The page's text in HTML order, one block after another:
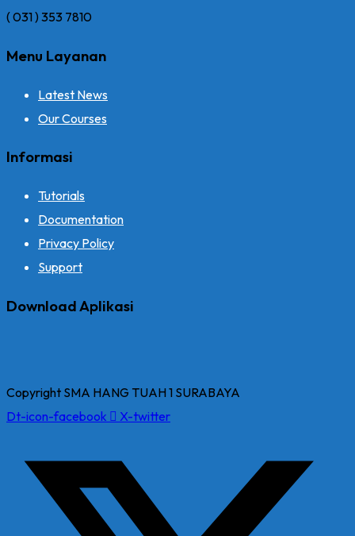
( 031 ) 353 7810
Menu Layanan
Latest News
Our Courses
Informasi
Tutorials
Documentation
Privacy Policy
Support
Download Aplikasi
Copyright SMA HANG TUAH 1 SURABAYA
Dt-icon-facebook
X-twitter